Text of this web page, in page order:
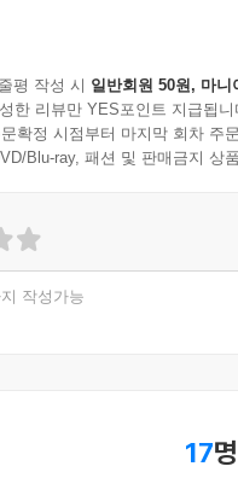
평 작성 시 일반회원 50원, 마니
한 리뷰만 YES포인트 지급됩니
확정 시점부터 마지막 회차 주
Blu-ray, 패션 및 판매금지 상
작성가능
17